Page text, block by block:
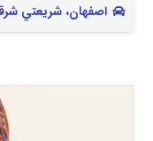
اصفهان، شريعتي